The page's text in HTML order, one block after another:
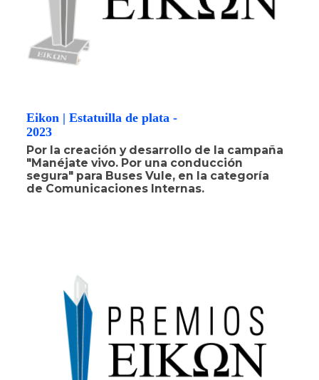
Eikon | Estatuilla de plata -
2023
Por la creación y desarrollo de la campaña
"Manéjate vivo. Por una conducción
segura" para Buses Vule, en la categoría
de Comunicaciones Internas.